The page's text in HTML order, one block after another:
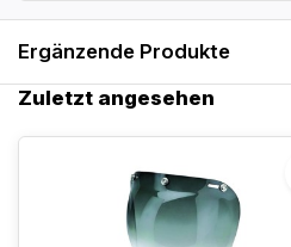
Ergänzende Produkte
Zuletzt angesehen